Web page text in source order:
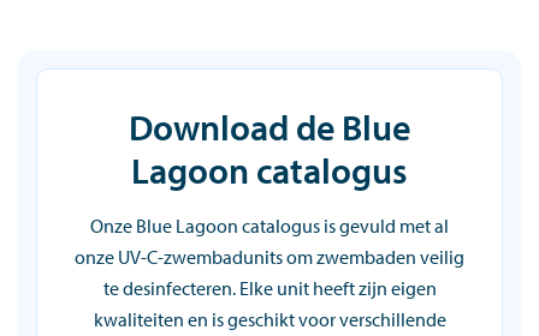
Download de Blue
Lagoon catalogus
Onze Blue Lagoon catalogus is gevuld met al
onze UV-C-zwembadunits om zwembaden veilig
te desinfecteren. Elke unit heeft zijn eigen
kwaliteiten en is geschikt voor verschillende